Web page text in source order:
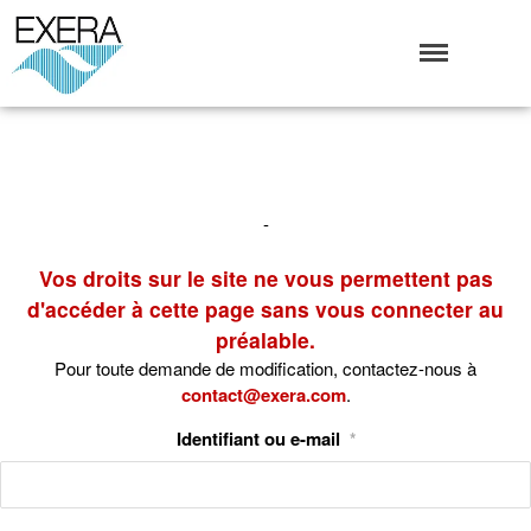
Opérations
Fonctionnement
Affaires
Evénements publics
Calendrier
Commissions techniques
Publications
Association des EXploitants d'Equipements de mesure,
-
Vos droits sur le site ne vous permettent pas
d'accéder à cette page sans vous connecter au
préalable.
Pour toute demande de modification, contactez-nous à
contact@exera.com.
Identifiant ou e-mail *